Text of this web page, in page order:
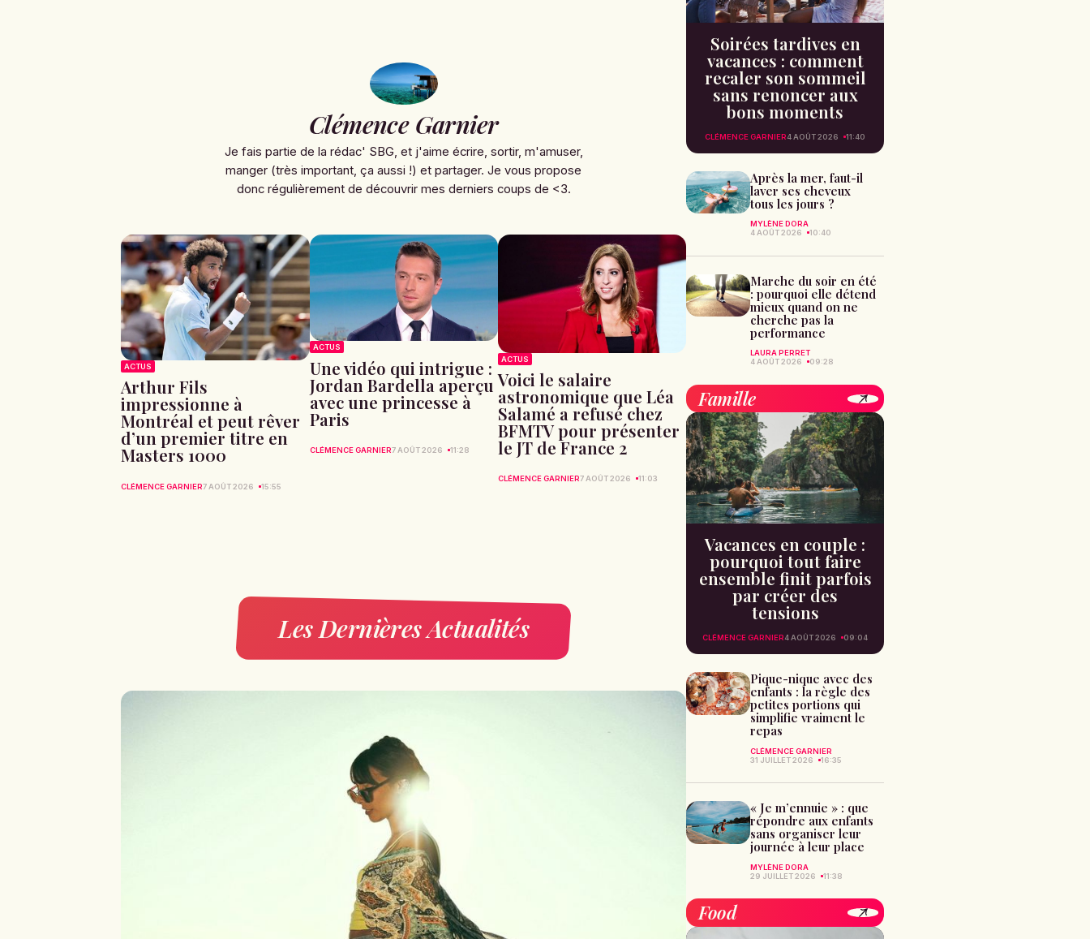
Clémence Garnier
Je fais partie de la rédac' SBG, et j'aime écrire, sortir, m'amuser,
manger (très important, ça aussi !) et partager. Je vous propose
donc régulièrement de découvrir mes derniers coups de <3.
ACTUS
Arthur Fils
impressionne à
Montréal et peut rêver
d’un premier titre en
Masters 1000
CLÉMENCE GARNIER7 AOÛT 2026 15:55
ACTUS
Une vidéo qui intrigue :
Jordan Bardella aperçu
avec une princesse à
Paris
CLÉMENCE GARNIER7 AOÛT 2026 11:28
ACTUS
Voici le salaire
astronomique que Léa
Salamé a refusé chez
BFMTV pour présenter
le JT de France 2
CLÉMENCE GARNIER7 AOÛT 2026 11:03
Les Dernières Actualités
Soirées tardives en
vacances : comment
recaler son sommeil
sans renoncer aux
bons moments
CLÉMENCE GARNIER4 AOÛT 2026 11:40
Après la mer, faut-il
laver ses cheveux
tous les jours ?
MYLÈNE DORA
4 AOÛT 2026
10:40
Marche du soir en été
: pourquoi elle détend
mieux quand on ne
cherche pas la
performance
LAURA PERRET
4 AOÛT 2026
09:28
Famille
Vacances en couple :
pourquoi tout faire
ensemble finit parfois
par créer des
tensions
CLÉMENCE GARNIER4 AOÛT 2026 09:04
Pique-nique avec des
enfants : la règle des
petites portions qui
simplifie vraiment le
repas
CLÉMENCE GARNIER
31 JUILLET 2026
16:35
« Je m’ennuie » : que
répondre aux enfants
sans organiser leur
journée à leur place
MYLÈNE DORA
29 JUILLET 2026
11:38
Food